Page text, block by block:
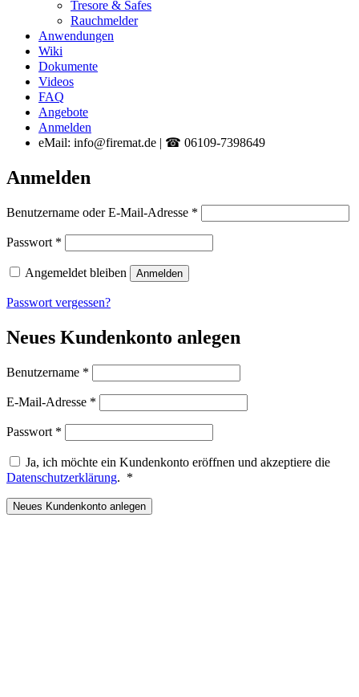
Tresore & Safes
Rauchmelder
Anwendungen
Wiki
Dokumente
Videos
FAQ
Angebote
Anmelden
eMail: info@firemat.de | ☎ 06109-7398649
Anmelden
Benutzername oder E-Mail-Adresse *
Passwort *
Angemeldet bleiben Anmelden
Passwort vergessen?
Neues Kundenkonto anlegen
Benutzername *
E-Mail-Adresse *
Passwort *
Ja, ich möchte ein Kundenkonto eröffnen und akzeptiere die
Datenschutzerklärung. *
Neues Kundenkonto anlegen